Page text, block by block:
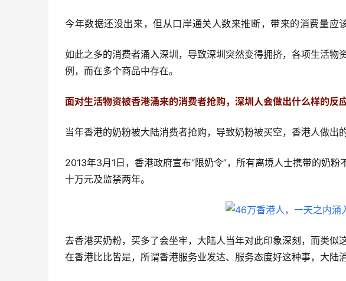
今年数据还没出来，但从口岸通关人数来推断，带来的消费量应
如此之多的消费者涌入深圳，导致深圳突然变得拥挤，各项生活物
例，而在多个商品中存在。
面对生活物资被香港涌来的消费者抢购，深圳人会做出什么样的反应
当年香港的奶粉被大陆消费者抢购，导致奶粉被买空，香港人做出
2013年3月1日，香港政府宣布“限奶令”，所有离境人士携带的奶
十万元及监禁两年。
去香港买奶粉，买多了会坐牢，大陆人当年对此印象深刻，而类似
在香港比比皆是，所谓香港服务业发达、服务态度好这种事，大陆